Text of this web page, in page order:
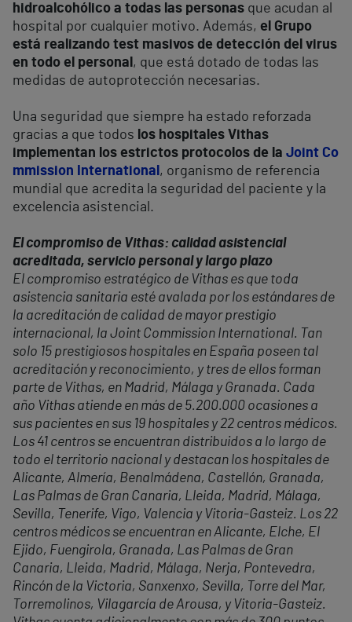
hidroalcohólico a todas las personas que acudan al
hospital por cualquier motivo. Además, el Grupo
está realizando test masivos de detección del virus
en todo el personal , que está dotado de todas las
medidas de autoprotección necesarias.
Una seguridad que siempre ha estado reforzada
gracias a que todos los hospitales Vithas
implementan los estrictos protocolos de la Joint Co
mmission International , organismo de referencia
mundial que acredita la seguridad del paciente y la
excelencia asistencial.
El compromiso de Vithas: calidad asistencial
acreditada, servicio personal y largo plazo
El compromiso estratégico de Vithas es que toda
asistencia sanitaria esté avalada por los estándares de
la acreditación de calidad de mayor prestigio
internacional, la Joint Commission International. Tan
solo 15 prestigiosos hospitales en España poseen tal
acreditación y reconocimiento, y tres de ellos forman
parte de Vithas, en Madrid, Málaga y Granada. Cada
año Vithas atiende en más de 5.200.000 ocasiones a
sus pacientes en sus 19 hospitales y 22 centros médicos.
Los 41 centros se encuentran distribuidos a lo largo de
todo el territorio nacional y destacan los hospitales de
Alicante, Almería, Benalmádena, Castellón, Granada,
Las Palmas de Gran Canaria, Lleida, Madrid, Málaga,
Sevilla, Tenerife, Vigo, Valencia y Vitoria-Gasteiz. Los 22
centros médicos se encuentran en Alicante, Elche, El
Ejido, Fuengirola, Granada, Las Palmas de Gran
Canaria, Lleida, Madrid, Málaga, Nerja, Pontevedra,
Rincón de la Victoria, Sanxenxo, Sevilla, Torre del Mar,
Torremolinos, Vilagarcía de Arousa, y Vitoria-Gasteiz.